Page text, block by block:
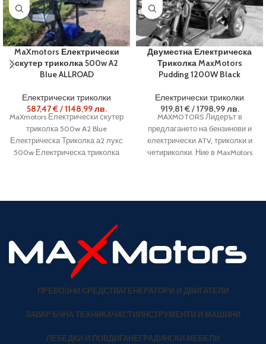
MaXmotors Електрически
скутер триколка 500w A2
Blue ALLROAD
Електрически триколки
587,47€/1148,99лв.
MaXmotors Електрически скутер
триколка 500w A2 Blue
Електрическа Триколка а2 лукс
500w Електрическа триколка
Двуместна Електрическа
Триколка MaxMotors
Pudding 1200W Black
Електрически триколки
919,81 €/1798,99лв.
MAXMOTORS Лидерът в
предлагането на бензинови и
електрически ATV, триколки и
четириколки. Ние в MaxMotors
ПРЕВОЗНИ СРЕДСТВАГЕНЕРАТОРИ И ДВИГАТЕЛИ
ЗАВАРЪЧНА ТЕХНИКАЧАСТИИНСТРУМЕНТИ И МАШИНИ
ЛЕБЕДКИ И ПОВДИГАНЕГРАДИНСКИ МЕБЕЛИ